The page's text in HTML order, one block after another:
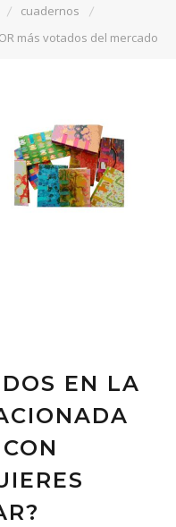
cuadernos
más votados del mercado
EN LA